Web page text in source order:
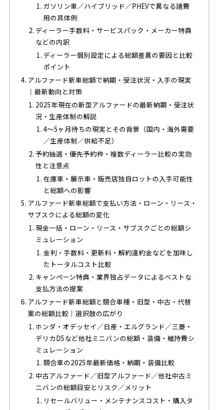
ガソリン車／ハイブリッド／PHEVで異なる諸費
用の具体例
ディーラー手数料・サービスパック・メーカー特典
などの内訳
ディーラー個別設定による総額差異の要因と比較
ポイント
アルファード新車総額で納期・受注状況・入手の現実
｜最新動向と対策
2025年現在の新型アルファードの最新納期・受注状
況・生産体制の解説
4～5ヶ月待ちの現実とその背景（国内・海外需要
／生産体制／供給不足）
予約抽選・優先予約枠・複数ディーラー比較の実効
性と注意点
在庫車・展示車・販売店独自ロットの入手可能性
と総額への影響
アルファード新車総額で支払い方法・ローン・リース・
サブスクによる総額の変化
現金一括・ローン・リース・サブスクごとの総額シ
ミュレーション
金利・手数料・更新料・解約違約金などを加味し
たトータルコスト比較
キャンペーン特典・業界独占データによるベストな
支払方法の提案
アルファード新車総額と競合車種・旧型・中古・代替
案の総額比較｜選択肢の広がり
ホンダ・オデッセイ／日産・エルグランド／三菱・
デリカD5など他社ミニバンの総額・装備・維持費シ
ミュレーション
競合車の2025年最新価格・納期・装備比較
中古アルファード／旧型アルファード／他社中古ミ
ニバンの総額目安とリスク／メリット
リセールバリュー・メンテナンスコスト・購入タ